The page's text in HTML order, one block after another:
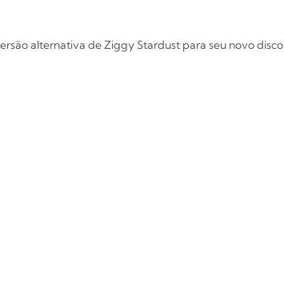
alternativa de Ziggy Stardust para seu novo disco